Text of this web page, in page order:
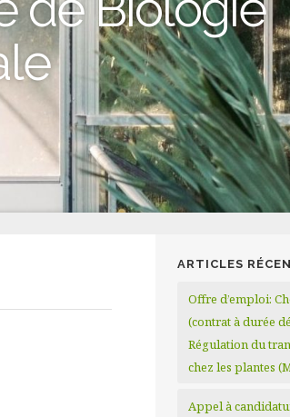
ARTICLES
Offre d’emploi:
(contrat à durée
Régulation du
chez les plantes
Appel à